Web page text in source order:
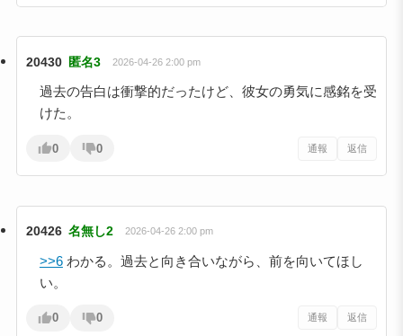
20430 匿名3 2026-04-26 2:00 pm
過去の告白は衝撃的だったけど、彼女の勇気に感銘を受
けた。
0 0 通報 返信
20426 名無し2 2026-04-26 2:00 pm
>>6わかる。過去と向き合いながら、前を向いてほし
い。
0 0 通報 返信